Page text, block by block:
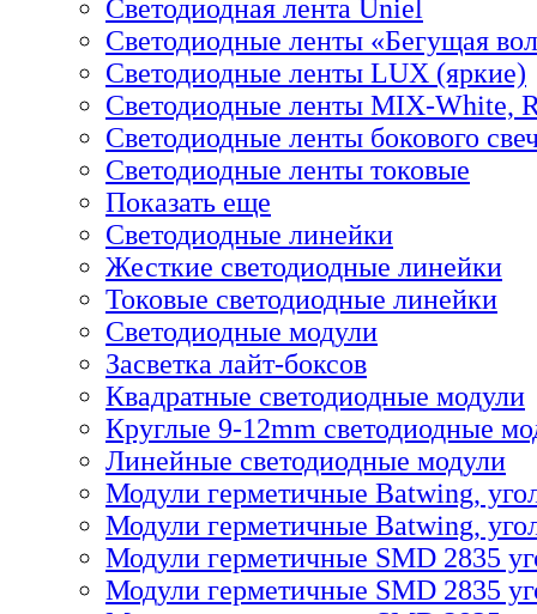
Светодиодная лента Uniel
Светодиодные ленты «Бегущая
Светодиодные ленты LUX (яркие)
Светодиодные ленты MIX-White,
Светодиодные ленты бокового
Светодиодные ленты токовые
Показать еще
Светодиодные линейки
Жесткие светодиодные линейки
Токовые светодиодные линейки
Светодиодные модули
Засветка лайт-боксов
Квадратные светодиодные модули
Круглые 9-12mm светодиодные
Линейные светодиодные модули
Модули герметичные Batwing,
Модули герметичные Batwing,
Модули герметичные SMD 2835
Модули герметичные SMD 2835